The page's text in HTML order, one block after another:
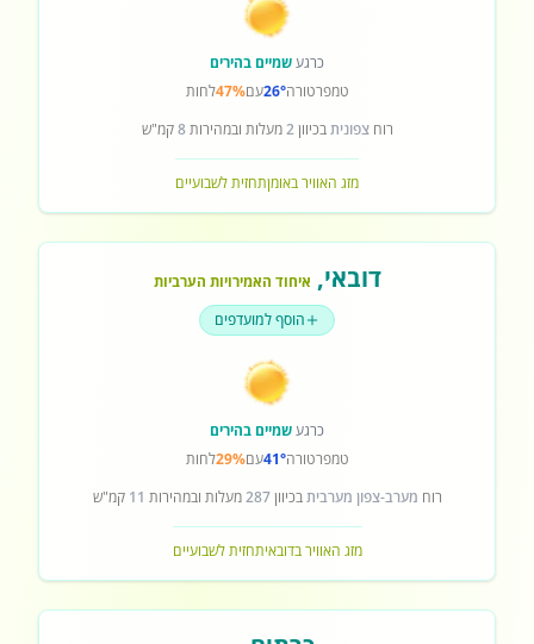
כרגעשמיים בהירים
טמפרטורה26°עם47%לחות
רוחצפוניתבכיוון2מעלות ובמהירות8קמ"ש
מזג האוויר באומןתחזית לשבועיים
דובאי, איחוד האמירויות הערביות
הוסף למועדפים
כרגעשמיים בהירים
טמפרטורה41°עם29%לחות
רוח מערב-צפון מערביתבכיוון287מעלות ובמהירות 11 קמ"ש
מזג האוויר בדובאיתחזית לשבועיים